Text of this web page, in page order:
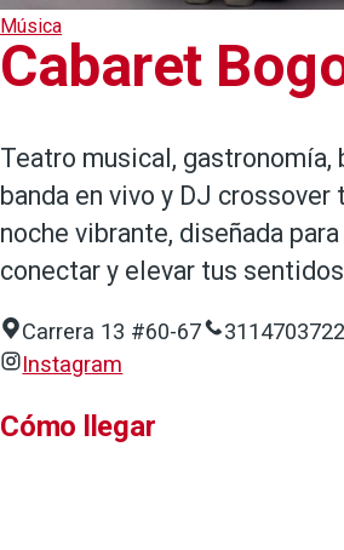
Música
Cabaret
Teatro musical, gastronomía,
banda en vivo y DJ crossover
noche vibrante, diseñada
conectar y elevar tus
Carrera 13 #60-67 3114703722
Instagram
Cómo llegar